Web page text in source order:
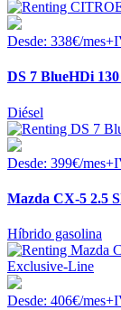
Desde: 338€/
DS 7 BlueHDi
Diésel
Desde: 399€/
Mazda CX-5 2.5
Híbrido gasolina
Desde: 406€/